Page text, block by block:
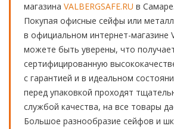
магазина VALBERGSAFE.RU в Самаре.
Покупая офисные сейфы или
в официальном интернет-магазине
можете быть уверены, что
сертифицированную
с гарантией и в идеальном
перед упаковкой проходят
службой качества, на все товары
Большое разнообразие сейфов и